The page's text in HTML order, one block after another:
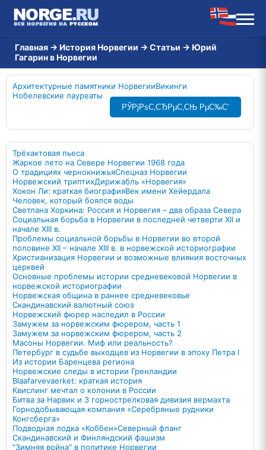
Главная → История Норвегии → Статьи → Юрий
Гагарин в Норвегии
Архитектурные памятники НорвегииВикинги
Нобелевские лауреаты
РЎРјРѕС‚СЂРµС‚СЊ РµС‰С‘
Трёхактовая пьеса
Жаркое лето на Севере Норвегии 1968 года
О традициях чернокнижьяСпецназ Норвегии
Норвежский триптихДирижабль «Норвегия»
Хокон Ли: краткая биографияВек имени Хейердала
Человек, который боялся воды
Светлана Хоркина: Россия и Норвегия – два образа Севера
Социальная борьба в Норвегии в последней четверти XII и
начале XIII в.
Проблемы социальной борьбы в Норвегии во второй
половине XII – начале XIII в. в норвежской историографии
Христианизация Норвегии и возможные влияния восточных
церквей
Основные проблемы истории средневековой Норвегии в
норвежской историографии
Норвежская община в раннее средневековье
Скандинавский валютный союз
Норвежский фюрер наследил в России
Замужем за норвежским фюрером, часть 1
Замужем за норвежским фюрером, часть 2
Масоны Норвегии. Миф или реальность?
Петербург в судьбе выходцев из Норвегии в эпоху Петра I
Из истории Баренцева региона
Норвежские следы в истории Гренландии
Blaafarvevaerket: краткая история
Квислинг мечтал о колонии в России
Битва за Нарвик и 3 горнострелковая дивизия вермахта
Горнодобывающая компания «Серебряные рудники
Конгсберга»
Подводная лодка «Коббен»Северный фланг
Скандинавский и Финляндский фашизм
"Зимняя война" в политике Норвегии